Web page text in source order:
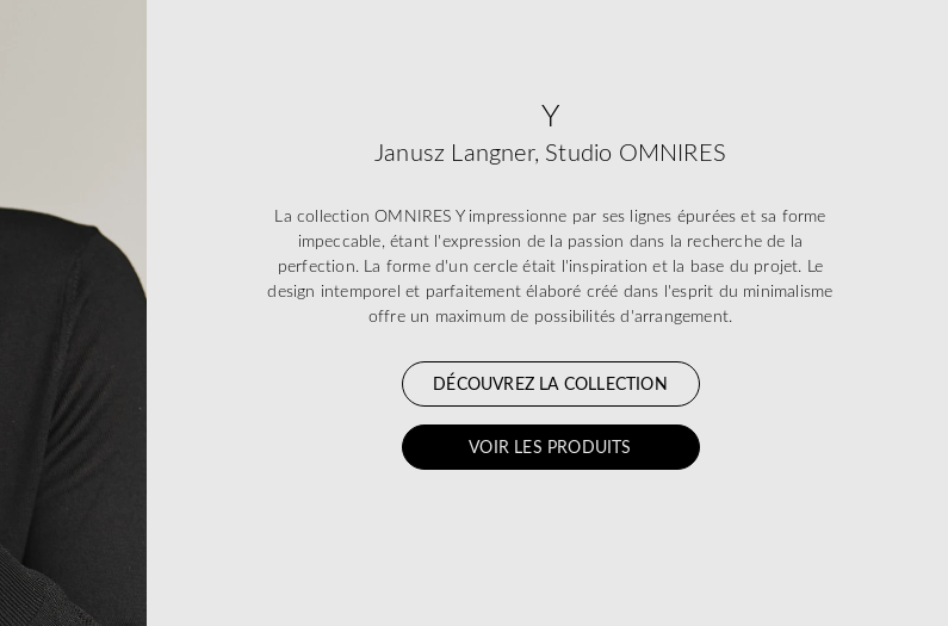
Y
Janusz Langner, Studio OMNIRES
La collection OMNIRES Y impressionne par ses lignes épurées et sa forme
impeccable, étant l'expression de la passion dans la recherche de la
perfection. La forme d'un cercle était l'inspiration et la base du projet. Le
design intemporel et parfaitement élaboré créé dans l'esprit du minimalisme
offre un maximum de possibilités d'arrangement.
DÉCOUVREZ LA COLLECTION
VOIR LES PRODUITS